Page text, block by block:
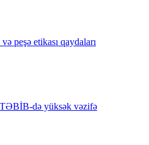
peşə etikası qaydaları